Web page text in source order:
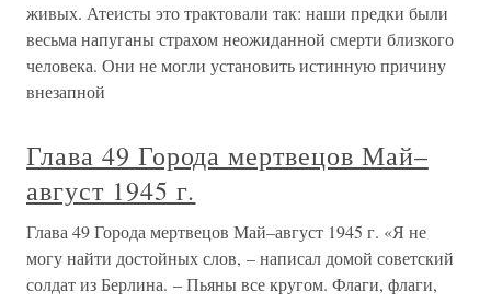
живых. Атеисты это трактовали так: наши предки были
весьма напуганы страхом неожиданной смерти близкого
человека. Они не могли установить истинную причину
внезапной
Глава 49 Города мертвецов Май–
август 1945 г.
Глава 49 Города мертвецов Май–август 1945 г. «Я не
могу найти достойных слов, – написал домой советский
солдат из Берлина. – Пьяны все кругом. Флаги, флаги,